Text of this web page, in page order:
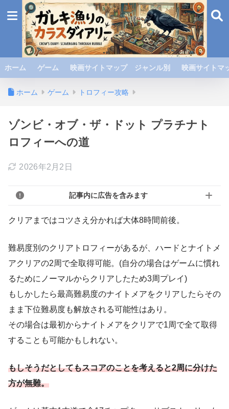
ホーム ゲーム 映画サイトマップ ジャンル別 映画サイト
ホーム ゲーム トロフィー攻略
ゾンビ・オブ・ザ・ドット プラチナト
ロフィーへの道
2026年2月2日
記事内に広告を含みます
クリアまではコツさえ分かれば大体8時間前後。
難易度別のクリアトロフィーがあるが、ハードとナイトメ
アクリアの2周で全取得可能。(自分の場合はゲームに慣れ
るためにノーマルからクリアしたため3周プレイ)
もしかしたら最高難易度のナイトメアをクリアしたらその
まま下位難易度も解放される可能性はあり。
その場合は最初からナイトメアをクリアで1周で全て取得
することも可能かもしれない。
もしそうだとしてもスコアのことを考えると2周に分けた
方が無難。